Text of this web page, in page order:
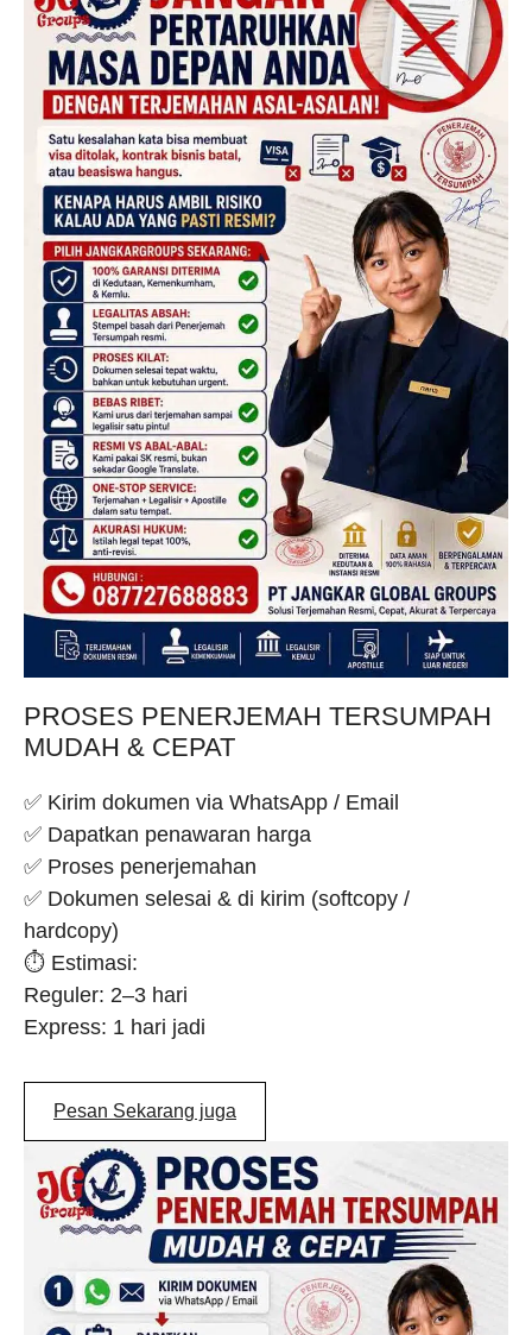
PROSES PENERJEMAH TERSUMPAH
MUDAH & CEPAT
✅ Kirim dokumen via WhatsApp / Email
✅ Dapatkan penawaran harga
✅ Proses penerjemahan
✅ Dokumen selesai & di kirim (softcopy /
hardcopy)
⏱️ Estimasi:
Reguler: 2–3 hari
Express: 1 hari jadi
Pesan Sekarang juga